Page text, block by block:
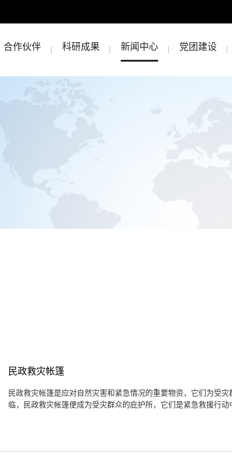
合作伙伴 科研成果 新闻中心 党团建设
民政救灾帐篷
民政救灾帐篷是应对自然灾害和紧急情况的重要物资，它们为受
临，民政救灾帐篷便成为受灾群众的庇护所，它们是紧急救援行